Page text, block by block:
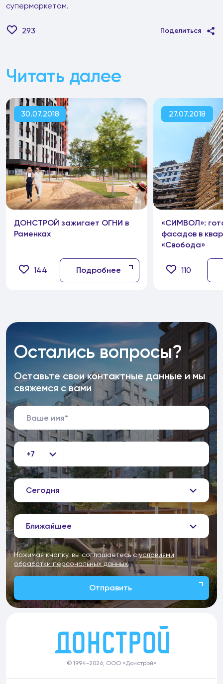
супермаркетом.
293 Поделиться
Читать далее
30.07.2018
ДОНСТРОЙ зажигает ОГНИ в
Раменках
144 Подробнее
27.07.2018
«СИМВОЛ»:
фасадов в
«Свобода»
110
Остались вопросы?
Оставьте свои контактные данные и мы
свяжемся с вами
+7
Сегодня
Ближайшее
Нажимая кнопку, вы соглашаетесь сусловиями
обработки персональных данных
Отправить
© 1994-2026, ООО «Донстрой»